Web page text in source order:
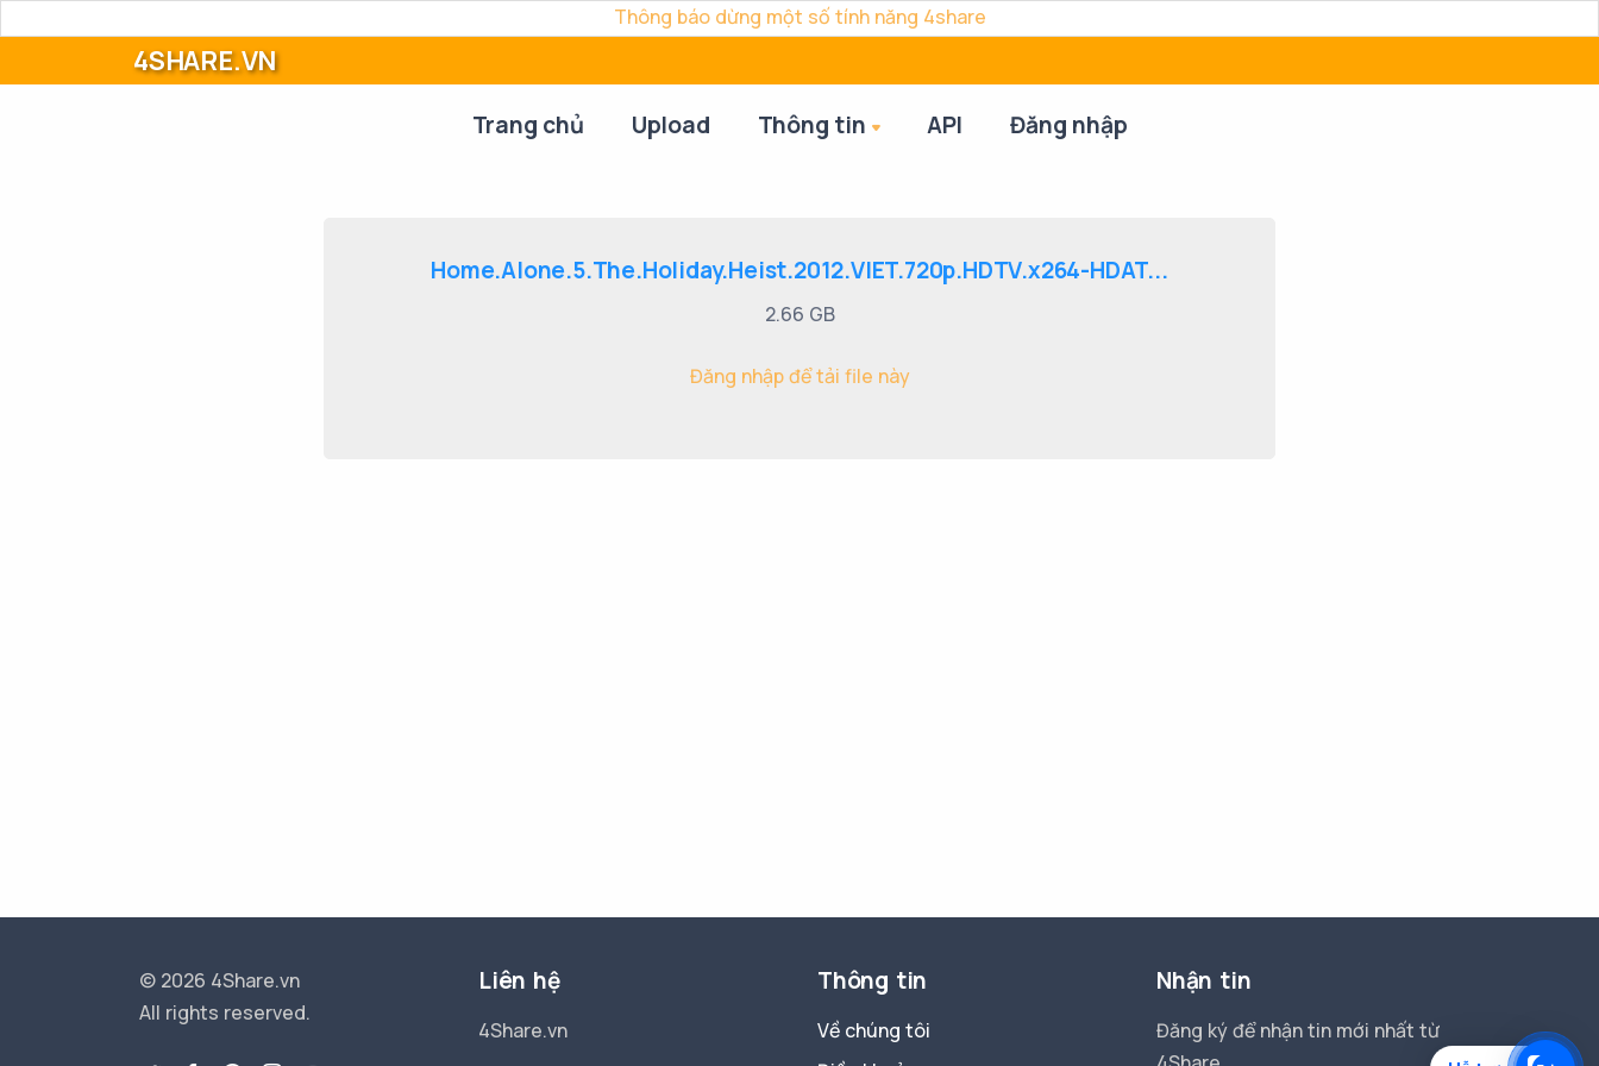
Thông báo dừng một số tính năng 4share
4SHARE.VN
Trang chủ Upload Thông tin API Đăng nhập
Home.Alone.5.The.Holiday.Heist.2012.VIET.720p.HDTV.x264-HDAT...
2.66 GB
Đăng nhập để tải file này
© 2026 4Share.vn
All rights reserved.
Liên hệ
4Share.vn
Thông tin
Về chúng tôi
Nhận tin
Đăng ký để nhận tin mới nhất từ